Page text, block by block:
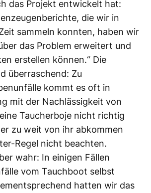
das Projekt entwickelt hat:
die wir in
sammeln konnten, haben wir
das Problem erweitert und
erstellen können.“ Die
überraschend: Zu
kommt es oft in
mit der Nachlässigkeit von
Taucherboje nicht richtig
zu weit von ihr abkommen
Regel nicht beachten.
wahr: In einigen Fällen
vom Tauchboot selbst
hatten wir das